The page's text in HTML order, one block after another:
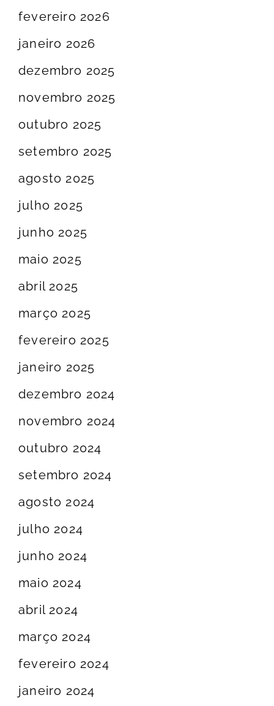
fevereiro 2026
janeiro 2026
dezembro 2025
novembro 2025
outubro 2025
setembro 2025
agosto 2025
julho 2025
junho 2025
maio 2025
abril 2025
março 2025
fevereiro 2025
janeiro 2025
dezembro 2024
novembro 2024
outubro 2024
setembro 2024
agosto 2024
julho 2024
junho 2024
maio 2024
abril 2024
março 2024
fevereiro 2024
janeiro 2024